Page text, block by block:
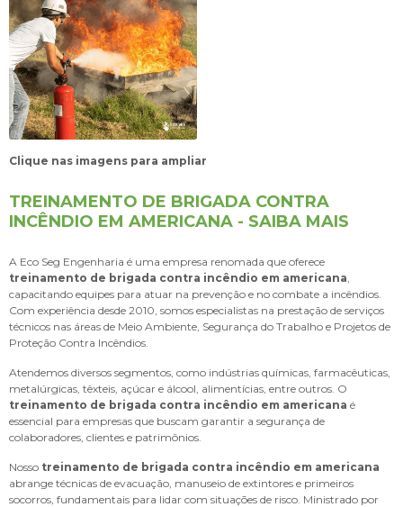
Clique nas imagens para ampliar
TREINAMENTO DE BRIGADA CONTRA
INCÊNDIO EM AMERICANA - SAIBA MAIS
A Eco Seg Engenharia é uma empresa renomada que oferece
treinamento de brigada contra incêndio em americana,
capacitando equipes para atuar na prevenção e no combate a incêndios.
Com experiência desde 2010, somos especialistas na prestação de serviços
técnicos nas áreas de Meio Ambiente, Segurança do Trabalho e Projetos de
Proteção Contra Incêndios.
Atendemos diversos segmentos, como indústrias químicas, farmacêuticas,
metalúrgicas, têxteis, açúcar e álcool, alimentícias, entre outros. O
treinamento de brigada contra incêndio em americana é
essencial para empresas que buscam garantir a segurança de
colaboradores, clientes e patrimônios.
Nosso treinamento de brigada contra incêndio em americana
abrange técnicas de evacuação, manuseio de extintores e primeiros
socorros, fundamentais para lidar com situações de risco. Ministrado por